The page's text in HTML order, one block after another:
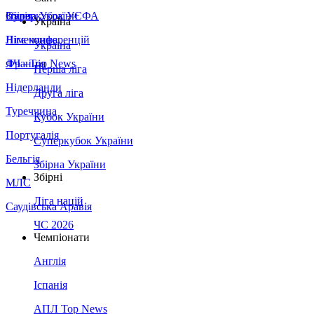
Збірна України
Італія
Німеччина
Франція
Нідерланди
Туреччина
Португалія
Бельгія
МЛС
Саудівська Аравія
Суперкубок УЄФА
Ліга конференцій
ЛЧ - Top News
Україна
Україна
Перша ліга
Друга ліга
Кубок України
Суперкубок України
Збірна України
Збірні
Ліга націй
ЧС 2026
Чемпіонати
Англія
Іспанія
АПЛ Top News